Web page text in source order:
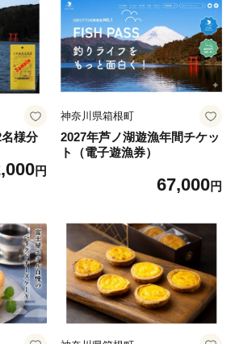
様分
円
神奈川県箱根町
2027年芦ノ湖遊漁年間チケッ
ト（電子遊漁券）
67,000円